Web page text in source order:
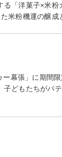
る「洋菓子×米粉
米粉機運の醸
幕張」に期間
どもたちがパ